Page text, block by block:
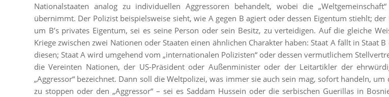
Nationalstaaten analog zu individuellen Aggressoren behandelt, wobei die
übernimmt. Der Polizist beispielsweise sieht, wie A gegen B agiert oder dessen Eigentum stiehlt;
um B’s privates Eigentum, sei es seine Person oder sein Besitz, zu verteidigen. Auf die gleiche
Kriege zwischen zwei Nationen oder Staaten einen ähnlichen Charakter haben: Staat A fällt in Staat B
diesen; Staat A wird umgehend vom „internationalen Polizisten“ oder dessen vermutlichem
die Vereinten Nationen, der US-Präsident oder Außenminister oder der Leitartikler der
„Aggressor“ bezeichnet. Dann soll die Weltpolizei, was immer sie auch sein mag, sofort handeln, um
zu stoppen oder den „Aggressor“ – sei es Saddam Hussein oder die serbischen Guerillas in